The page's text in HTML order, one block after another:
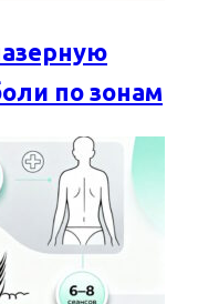
по зонам